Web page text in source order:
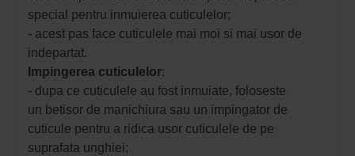
special pentru inmuierea cuticulelor;
- acest pas face cuticulele mai moi si mai usor de
indepartat.
Impingerea cuticulelor:
- dupa ce cuticulele au fost inmuiate, foloseste
un betisor de manichiura sau un impingator de
cuticule pentru a ridica usor cuticulele de pe
suprafata unghiei;